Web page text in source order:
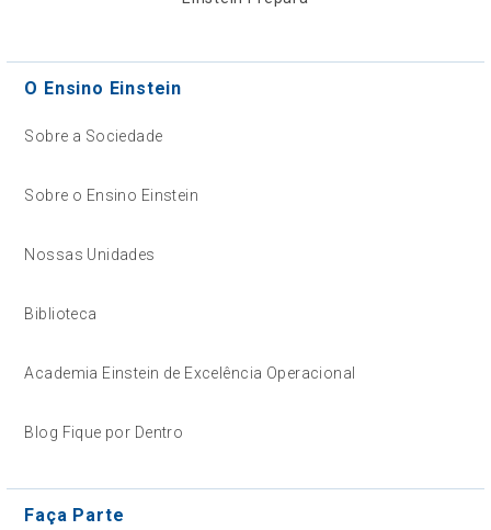
O Ensino Einstein
Sobre a Sociedade
Sobre o Ensino Einstein
Nossas Unidades
Biblioteca
Academia Einstein de Excelência Operacional
Blog Fique por Dentro
Faça Parte